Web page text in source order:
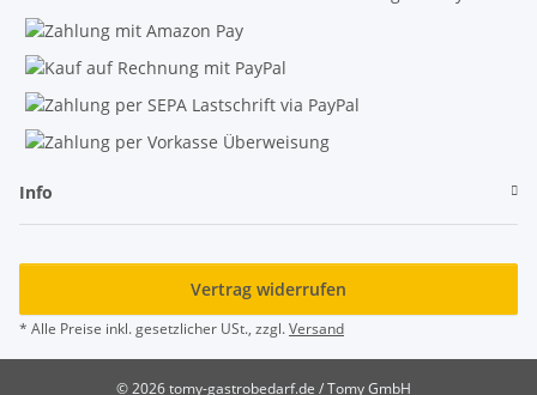
Info
Vertrag widerrufen
* Alle Preise inkl. gesetzlicher USt., zzgl.Versand
© 2026 tomy-gastrobedarf.de / Tomy GmbH